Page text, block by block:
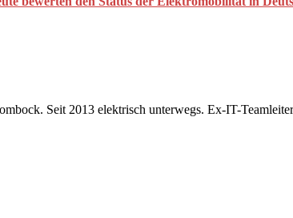
Seit 2013 elektrisch unterwegs. Ex-IT-